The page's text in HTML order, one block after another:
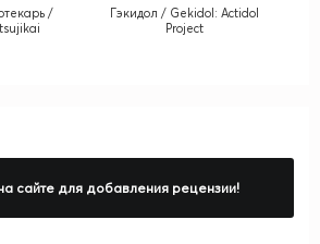
/
Гэкидол / Gekidol: Actidol
Project
сайте для добавления рецензии!